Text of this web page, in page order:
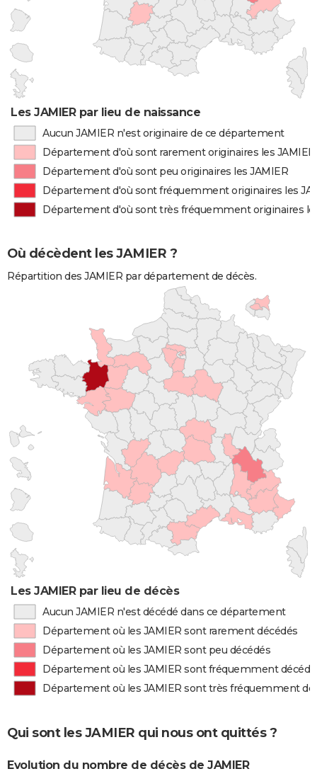
Les JAMIER par lieu de naissance
Aucun JAMIER n'est originaire de ce département
Département d'où sont rarement originaires les JAMIER
Département d'où sont peu originaires les JAMIER
Département d'où sont fréquemment originaires les
Département d'où sont très fréquemment originaires
Où décèdent les JAMIER ?
Répartition des JAMIER par département de décès.
Les JAMIER par lieu de décès
Aucun JAMIER n'est décédé dans ce département
Département où les JAMIER sont rarement décédés
Département où les JAMIER sont peu décédés
Département où les JAMIER sont fréquemment
Département où les JAMIER sont très fréquemment
Qui sont les JAMIER qui nous ont quittés ?
Evolution du nombre de décès de JAMIER